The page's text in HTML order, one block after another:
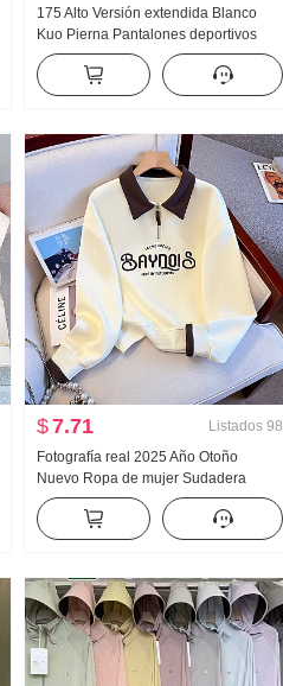
175 Alto Versión extendida Blanco
Kuo Pierna Pantalones deportivos
Mujer Primavera y otoño Nuevo
Versátil Rayas Casual Arrastrando
Pantalones
$7.71 Listados 98
Fotografía real 2025 Año Otoño
Nuevo Ropa de mujer Sudadera
Reducción de edad Mitad Cremallera
Moda Cuello polo Casual Versátil
Adelgazante